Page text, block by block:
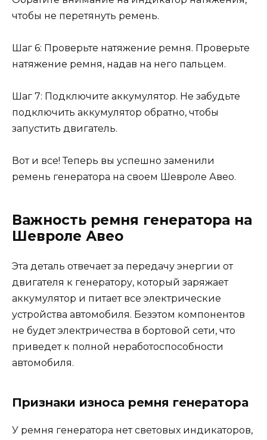
чтобы не перетянуть ремень.
Шаг 6: Проверьте натяжение ремня. Проверьте
натяжение ремня, надав на него пальцем.
Шаг 7: Подключите аккумулятор. Не забудьте
подключить аккумулятор обратно, чтобы
запустить двигатель.
Вот и все! Теперь вы успешно заменили
ремень генератора на своем Шевроле Авео.
Важность ремня генератора на
Шевроле Авео
Эта деталь отвечает за передачу энергии от
двигателя к генератору, который заряжает
аккумулятор и питает все электрические
устройства автомобиля. Безэтом компонентов
не будет электричества в бортовой сети, что
приведет к полной неработоспособности
автомобиля.
Признаки износа ремня генератора
У ремня генератора нет световых индикаторов,